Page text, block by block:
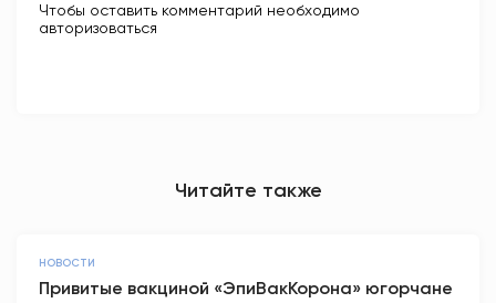
Чтобы оставить комментарий необходимо
авторизоваться
Читайте также
НОВОСТИ
Привитые вакциной «ЭпиВакКорона» югорчане